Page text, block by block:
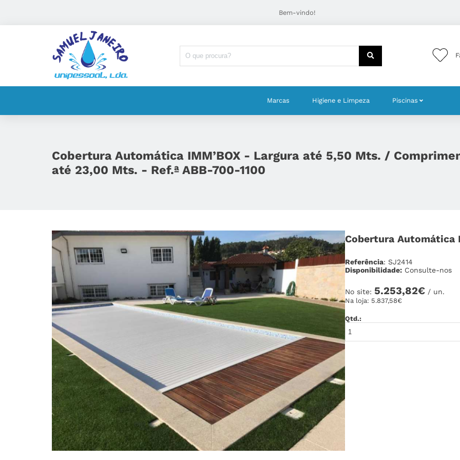
Bem-vindo!
Marcas Higiene e Limpeza Piscinas
Cobertura Automática IMM’BOX - Largura até 5,50 Mts. /
até 23,00 Mts. - Ref.ª ABB-700-1100
Cobertura Automática
Referência: SJ2414
Disponibilidade: Consulte-nos
No site: 5.253,82€/ un.
Na loja: 5.837,58€
Qtd.: